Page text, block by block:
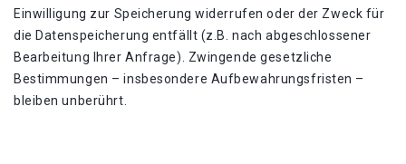
Einwilligung zur Speicherung widerrufen oder der Zweck für
die Datenspeicherung entfällt (z.B. nach abgeschlossener
Bearbeitung Ihrer Anfrage). Zwingende gesetzliche
Bestimmungen – insbesondere Aufbewahrungsfristen –
bleiben unberührt.